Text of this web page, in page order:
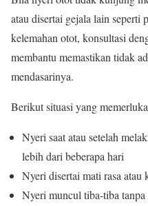
atau disertai gejala lain seperti
kelemahan otot, konsultasi
membantu memastikan tidak
mendasarinya.
Berikut situasi yang
Nyeri saat atau setelah
lebih dari beberapa hari
Nyeri disertai mati rasa atau
Nyeri muncul tiba-tiba tanpa